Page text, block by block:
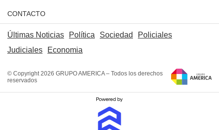
CONTACTO
Últimas Noticias Política Sociedad
Policiales
Judiciales
Economia
© Copyright 2026 GRUPO AMERICA – Todos los derechos
reservados